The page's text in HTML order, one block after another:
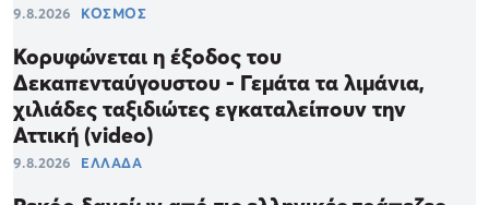
9.8.2026 ΚΟΣΜΟΣ
Κορυφώνεται η έξοδος του
Δεκαπενταύγουστου - Γεμάτα τα λιμάνια,
χιλιάδες ταξιδιώτες εγκαταλείπουν την
Αττική (video)
9.8.2026 ΕΛΛΑΔΑ